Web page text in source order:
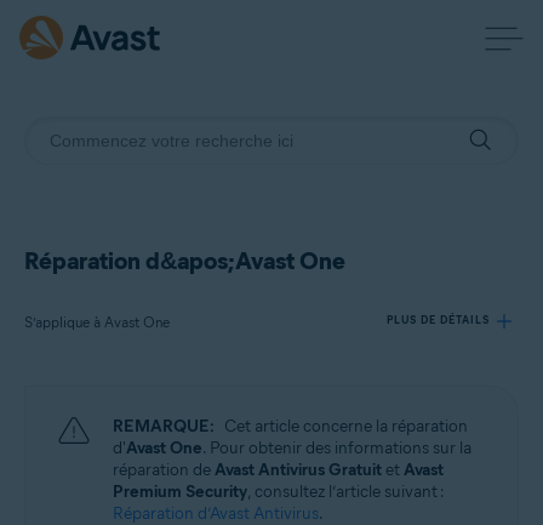
Réparation d&apos;Avast One
S’applique à Avast One PLUS DE DÉTAILS
Avast One
Systèmes d'exploitation:
REMARQUE: Cet article concerne la réparation
d'Avast One. Pour obtenir des informations sur la
réparation deAvast Antivirus Gratuit etAvast
Premium Security, consultez l’article suivant :
Réparation d’Avast Antivirus.